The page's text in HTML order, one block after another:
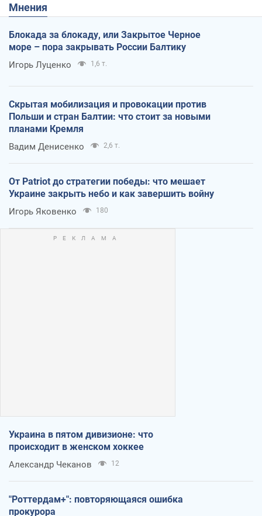
Мнения
Блокада за блокаду, или Закрытое Черное
море – пора закрывать России Балтику
Игорь Луценко 1,6 т.
Скрытая мобилизация и провокации против
Польши и стран Балтии: что стоит за новыми
планами Кремля
Вадим Денисенко 2,6 т.
От Patriot до стратегии победы: что мешает
Украине закрыть небо и как завершить войну
Игорь Яковенко 180
Украина в пятом дивизионе: что
происходит в женском хоккее
Александр Чеканов 12
"Роттердам+": повторяющаяся ошибка
прокурора